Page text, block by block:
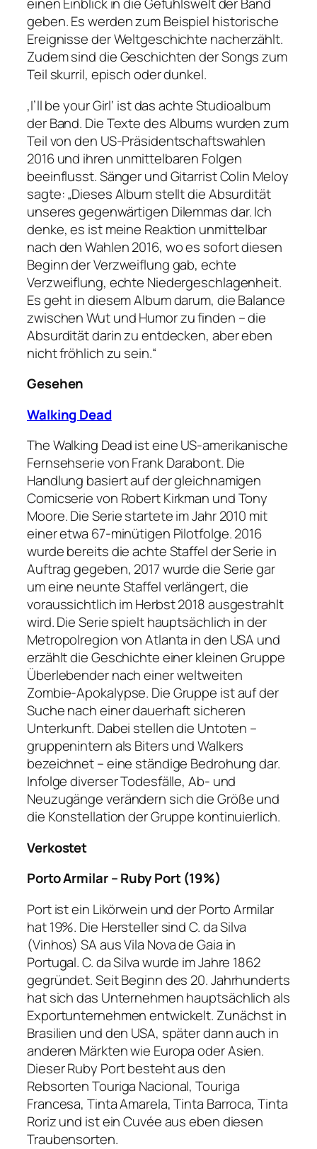
einen Einblick in die Gefühlswelt der Band
geben. Es werden zum Beispiel historische
Ereignisse der Weltgeschichte nacherzählt.
Zudem sind die Geschichten der Songs zum
Teil skurril, episch oder dunkel.
‚I’ll be your Girl‘ ist das achte Studioalbum
der Band. Die Texte des Albums wurden zum
Teil von den US-Präsidentschaftswahlen
2016 und ihren unmittelbaren Folgen
beeinflusst. Sänger und Gitarrist Colin Meloy
sagte: „Dieses Album stellt die Absurdität
unseres gegenwärtigen Dilemmas dar. Ich
denke, es ist meine Reaktion unmittelbar
nach den Wahlen 2016, wo es sofort diesen
Beginn der Verzweiflung gab, echte
Verzweiflung, echte Niedergeschlagenheit.
Es geht in diesem Album darum, die Balance
zwischen Wut und Humor zu finden – die
Absurdität darin zu entdecken, aber eben
nicht fröhlich zu sein.“
Gesehen
Walking Dead
The Walking Dead ist eine US-amerikanische
Fernsehserie von Frank Darabont. Die
Handlung basiert auf der gleichnamigen
Comicserie von Robert Kirkman und Tony
Moore. Die Serie startete im Jahr 2010 mit
einer etwa 67-minütigen Pilotfolge. 2016
wurde bereits die achte Staffel der Serie in
Auftrag gegeben, 2017 wurde die Serie gar
um eine neunte Staffel verlängert, die
voraussichtlich im Herbst 2018 ausgestrahlt
wird. Die Serie spielt hauptsächlich in der
Metropolregion von Atlanta in den USA und
erzählt die Geschichte einer kleinen Gruppe
Überlebender nach einer weltweiten
Zombie-Apokalypse. Die Gruppe ist auf der
Suche nach einer dauerhaft sicheren
Unterkunft. Dabei stellen die Untoten –
gruppenintern als Biters und Walkers
bezeichnet – eine ständige Bedrohung dar.
Infolge diverser Todesfälle, Ab- und
Neuzugänge verändern sich die Größe und
die Konstellation der Gruppe kontinuierlich.
Verkostet
Porto Armilar – Ruby Port (19%)
Port ist ein Likörwein und der Porto Armilar
hat 19%. Die Hersteller sind C. da Silva
(Vinhos) SA aus Vila Nova de Gaia in
Portugal. C. da Silva wurde im Jahre 1862
gegründet. Seit Beginn des 20. Jahrhunderts
hat sich das Unternehmen hauptsächlich als
Exportunternehmen entwickelt. Zunächst in
Brasilien und den USA, später dann auch in
anderen Märkten wie Europa oder Asien.
Dieser Ruby Port besteht aus den
Rebsorten Touriga Nacional, Touriga
Francesa, Tinta Amarela, Tinta Barroca, Tinta
Roriz und ist ein Cuvée aus eben diesen
Traubensorten.